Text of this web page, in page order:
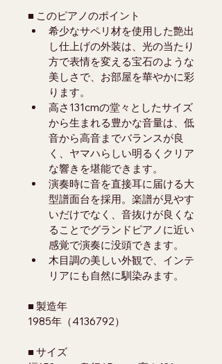
■ このピアノのポイント
希少なサペリ材を使用した艶出
し仕上げの外装は、光の当たり
方で表情を変える宝石のような
美しさで、お部屋を華やかに彩
ります。
高さ131cmの堂々としたサイズ
から生まれる豊かな音量は、低
音から高音までバランスが良
く、ヤマハらしい明るくクリア
な響きを堪能できます。
演奏時に音を直接耳に届ける大
型譜面台を採用。楽譜が見やす
いだけでなく、音抜けが良くな
ることでグランドピアノに近い
感覚で演奏に没頭できます。
木目調の美しい外観で、インテ
リアにも自然に馴染みます。
■ 製造年
1985年（4136792）
■ サイズ